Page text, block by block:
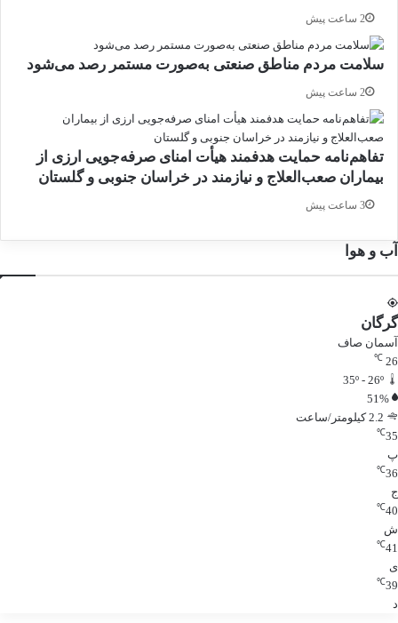
2 ساعت پیش
سلامت مردم مناطق صنعتی به‌صورت مستمر رصد می‌شود
2 ساعت پیش
تفاهم‌نامه حمایت هدفمند هیأت امنای صرفه‌جویی ارزی از
بیماران صعب‌العلاج و نیازمند در خراسان جنوبی و گلستان
3 ساعت پیش
آب و هوا
گرگان
آسمان صاف
26
℃
51%
2.2 کیلومتر/ساعت
35
℃
پ
36
℃
ج
40
℃
ش
41
℃
ی
39
℃
د